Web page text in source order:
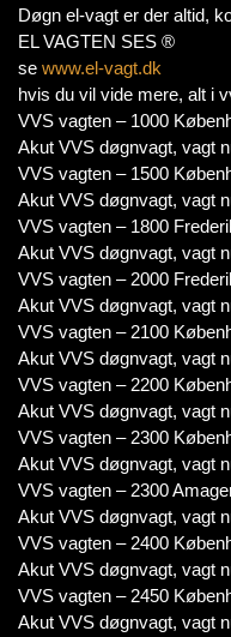
Døgn el-vagt er der altid,
EL VAGTEN SES ®
se www.el-vagt.dk
hvis du vil vide mere, alt i
VVS vagten – 1000
Akut VVS døgnvagt, vagt
VVS vagten – 1500
Akut VVS døgnvagt, vagt
VVS vagten – 1800
Akut VVS døgnvagt, vagt
VVS vagten – 2000
Akut VVS døgnvagt, vagt
VVS vagten – 2100
Akut VVS døgnvagt, vagt
VVS vagten – 2200
Akut VVS døgnvagt, vagt
VVS vagten – 2300
Akut VVS døgnvagt, vagt
VVS vagten – 2300
Akut VVS døgnvagt, vagt
VVS vagten – 2400
Akut VVS døgnvagt, vagt
VVS vagten – 2450
Akut VVS døgnvagt, vagt